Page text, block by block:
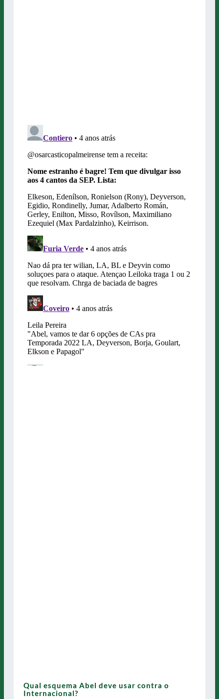
Qual esquema Abel deve usar contra o
Internacional?